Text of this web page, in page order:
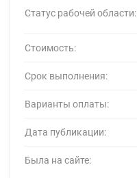
Статус рабочей области:
Стоимость:
Срок выполнения:
Варианты оплаты:
Дата публикации:
Была на сайте: